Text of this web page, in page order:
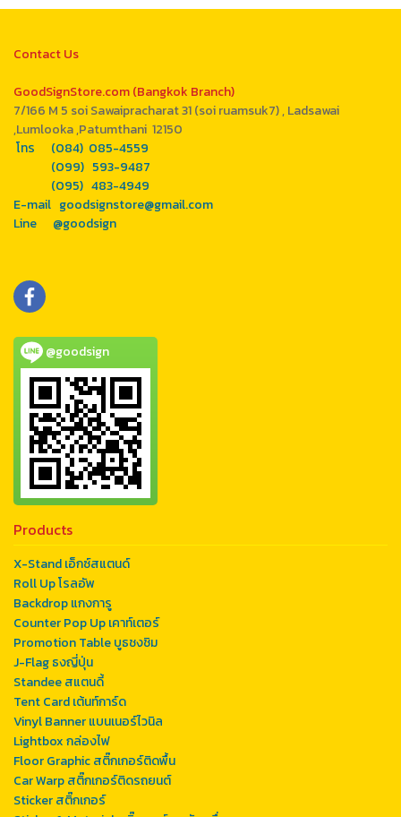
Contact Us
GoodSignStore.com (Bangkok Branch)
7/166 M 5 soi Sawaipracharat 31 (soi ruamsuk7) , Ladsawai
,Lumlooka ,Patumthani 12150
โทร (084) 085-4559
(099) 593-9487
(095) 483-4949
E-mail goodsignstore@gmail.com
Line @goodsign
@goodsign
Products
X-Stand เอ็กซ์สแตนด์
Roll Up โรลอัพ
Backdrop แกงการู
Counter Pop Up เคาท์เตอร์
Promotion Table บูธชงชิม
J-Flag ธงญี่ปุ่น
Standee สแตนดี้
Tent Card เต้นท์การ์ด
Vinyl Banner แบนเนอร์ไวนิล
Lightbox กล่องไฟ
Floor Graphic สติ๊กเกอร์ติดพื้น
Car Warp สติ๊กเกอร์ติดรถยนต์
Sticker สติ๊กเกอร์